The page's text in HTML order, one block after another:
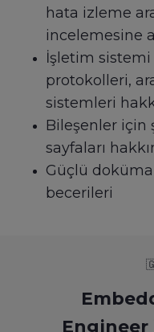
hata izleme
incelemesine
İşletim
protokolleri,
sistemleri
Bileşenler için
sayfaları
Güçlü
becerileri